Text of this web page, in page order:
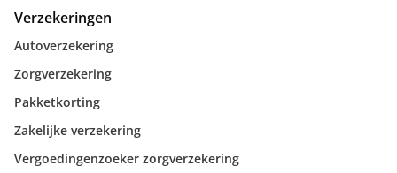
Verzekeringen
Autoverzekering
Zorgverzekering
Pakketkorting
Zakelijke verzekering
Vergoedingenzoeker zorgverzekering